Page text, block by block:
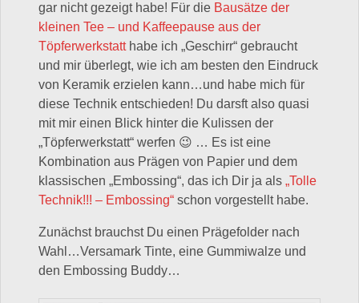
gar nicht gezeigt habe! Für die Bausätze der
kleinen Tee – und Kaffeepause aus der
Töpferwerkstatthabe ich „Geschirr“ gebraucht
und mir überlegt, wie ich am besten den Eindruck
von Keramik erzielen kann…und habe mich für
diese Technik entschieden! Du darsft also quasi
mit mir einen Blick hinter die Kulissen der
„Töpferwerkstatt“ werfen 😉 … Es ist eine
Kombination aus Prägen von Papier und dem
klassischen „Embossing“, das ich Dir ja als „Tolle
Technik!!! – Embossing“ schon vorgestellt habe.
Zunächst brauchst Du einen Prägefolder nach
Wahl…Versamark Tinte, eine Gummiwalze und
den Embossing Buddy…